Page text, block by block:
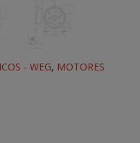
- WEG, MOTORES